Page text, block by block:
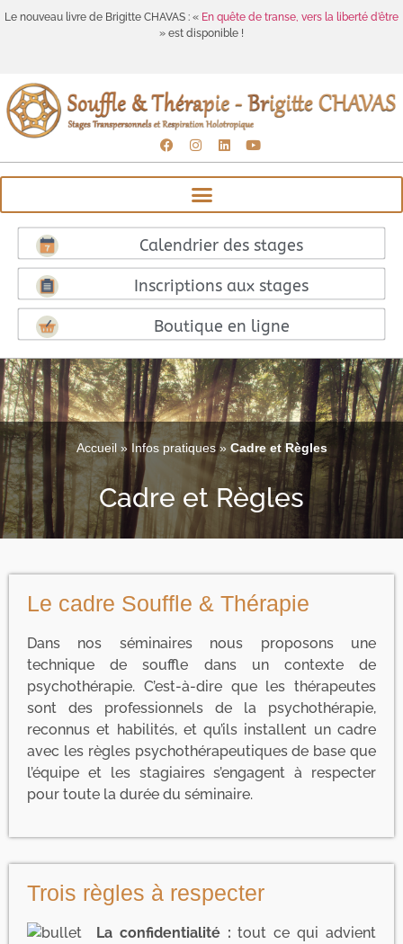
Le nouveau livre de Brigitte CHAVAS : « En quête de transe, vers la liberté d’être
» est disponible !
Calendrier des stages
Inscriptions aux stages
Boutique en ligne
Accueil» Infos pratiques» Cadre et Règles
Cadre et Règles
Le cadre Souffle & Thérapie
Dans nos séminaires nous proposons une
technique de souffle dans un contexte de
psychothérapie. C’est-à-dire que les thérapeutes
sont des professionnels de la psychothérapie,
reconnus et habilités, et qu’ils installent un cadre
avec les règles psychothérapeutiques de base que
l’équipe et les stagiaires s’engagent à respecter
pour toute la durée du séminaire.
Trois règles à respecter
La confidentialité :tout ce qui advient